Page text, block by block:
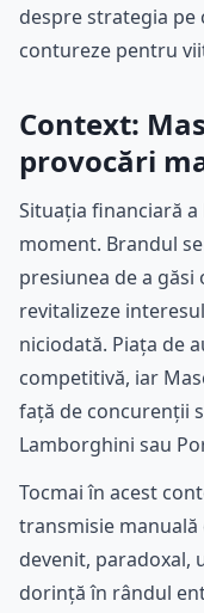
despre strategia pe
contureze pentru
Context:
provocări
Situația financiară
moment. Brandul
presiunea de a
revitalizeze
niciodată. Piața de
competitivă, iar
față de concurenții
Lamborghini sau
Tocmai în acest
transmisie manuală
devenit, paradoxal,
dorință în rândul